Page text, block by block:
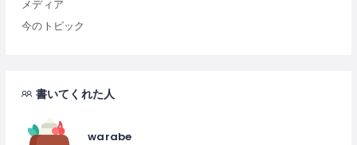
メディア
今のトピック
書いてくれた人
warabe